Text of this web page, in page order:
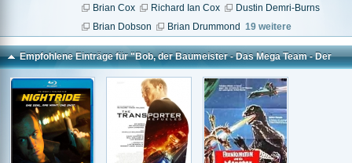
Brian Cox
Richard Ian Cox
Dustin Demri-Burns
Brian Dobson
Brian Drummond 19 weitere
Empfohlene Einträge für "Bob, der Baumeister - Das Mega Team - Der
Kinofilm"